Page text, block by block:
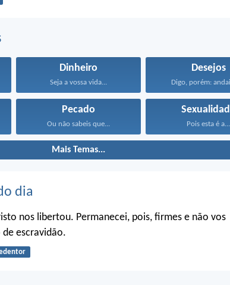
Dinheiro
Seja a vossa vida...
Desejos
Digo, porém:
Pecado
Ou não sabeis que... Pois esta é a...
Mais Temas...
dia
nos libertou. Permanecei, pois, firmes e não vos
escravidão.